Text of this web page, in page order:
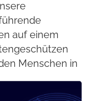
auf einem
Menschen in